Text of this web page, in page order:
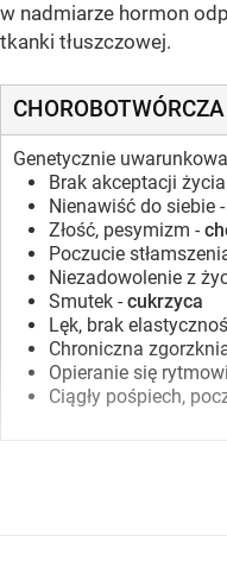
w nadmiarze hormon
tkanki tłuszczowej.
Genetycznie
Brak akceptacji
Nienawiść do siebie -
Złość, pesymizm -
Poczucie
Niezadowolenie z
Smutek - cukrzyca
Lęk, brak
Chroniczna
Opieranie się
Ciągły pośpiech,